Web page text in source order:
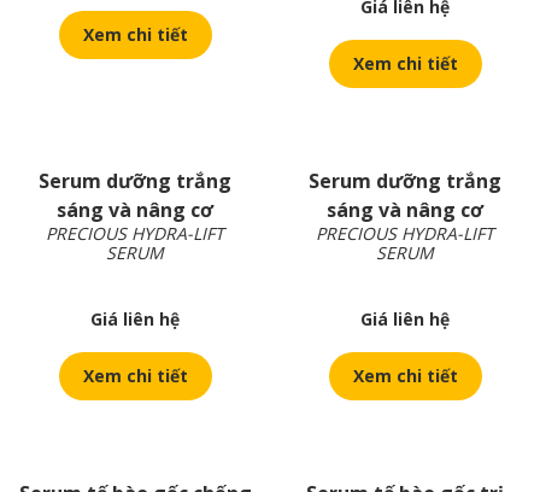
Xem chi tiết
Giá liên hệ
Xem chi tiết
Serum dưỡng trắng
sáng và nâng cơ
PRECIOUS HYDRA-LIFT
SERUM
Giá liên hệ
Xem chi tiết
Serum dưỡng trắng
sáng và nâng cơ
PRECIOUS HYDRA-LIFT
SERUM
Giá liên hệ
Xem chi tiết